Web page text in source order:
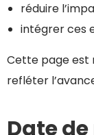
réduire
intégrer ces
Cette page est
refléter
Date